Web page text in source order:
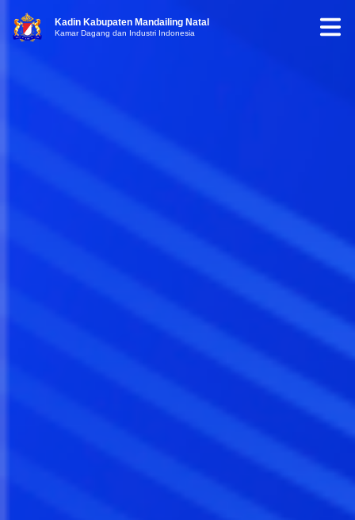
Kadin Kabupaten Mandailing Natal
Kamar Dagang dan Industri Indonesia